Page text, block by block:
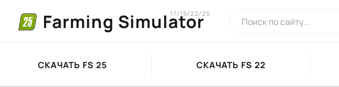
Farming Simulator
17/19/22/25
СКАЧАТЬ FS 25 СКАЧАТЬ FS 22